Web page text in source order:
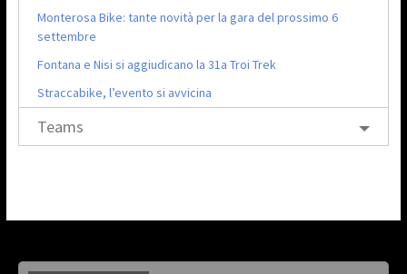
Monterosa Bike: tante novità per la gara del prossimo 6
settembre
Fontana e Nisi si aggiudicano la 31a Troi Trek
Straccabike, l’evento si avvicina
Teams